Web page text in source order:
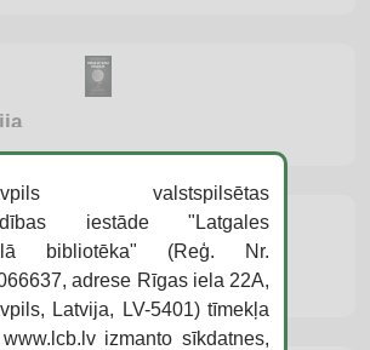
Melu meistarība
valstspilsētas
iestāde "Latgales
bibliotēka" (Reģ. Nr.
adrese Rīgas iela 22A,
Latvija, LV-5401) tīmekļa
izmanto sīkdatnes,